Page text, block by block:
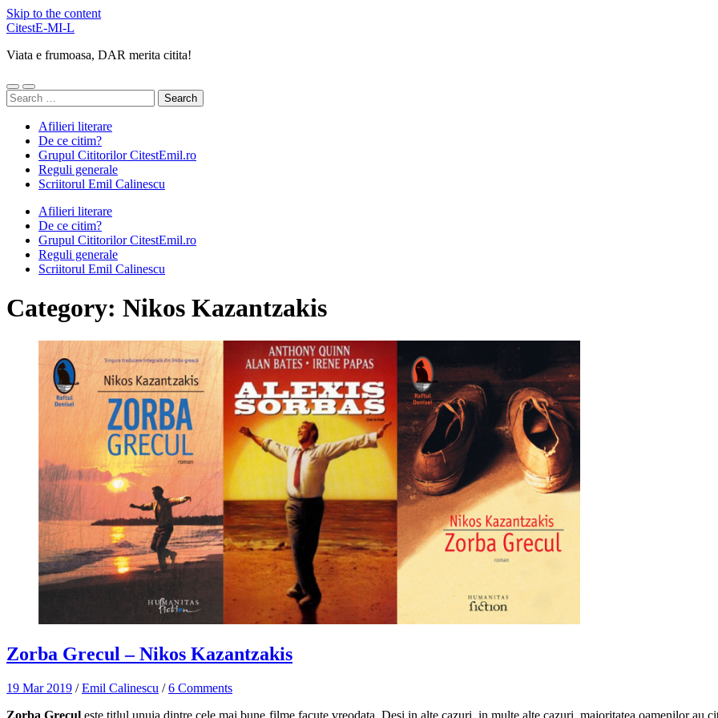
Skip to the content
CitestE-MI-L
Viata e frumoasa, DAR merita citita!
Toggle
mobile
Toggle
search
Search
for:
Afilieri literare
De ce citim?
Grupul Cititorilor CitestEmil.ro
Reguli generale
Scriitorul Emil Calinescu
Afilieri literare
De ce citim?
Grupul Cititorilor CitestEmil.ro
Reguli generale
Scriitorul Emil Calinescu
Category: Nikos Kazantzakis
Zorba Grecul – Nikos Kazantzakis
19 Mar 2019 /Emil Calinescu /6 Comments
Zorba Grecul este titlul unuia dintre cele mai bune filme facute vreodata. Desi in alte cazuri, in multe alte cazuri, majoritatea oamenilor au